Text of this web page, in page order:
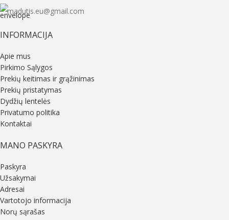
madutis.eu@gmail.com
INFORMACIJA
Apie mus
Pirkimo Sąlygos
Prekių keitimas ir grąžinimas
Prekių pristatymas
Dydžių lentelės
Privatumo politika
Kontaktai
MANO PASKYRA
Paskyra
Užsakymai
Adresai
Vartotojo informacija
Norų sąrašas